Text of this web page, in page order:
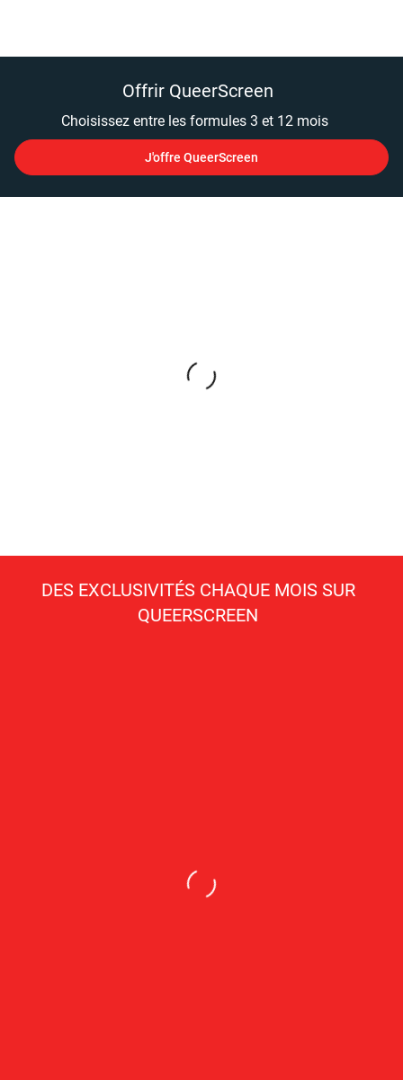
Offrir QueerScreen
Choisissez entre les formules 3 et 12 mois
J'offre QueerScreen
DES EXCLUSIVITÉS CHAQUE MOIS SUR
QUEERSCREEN